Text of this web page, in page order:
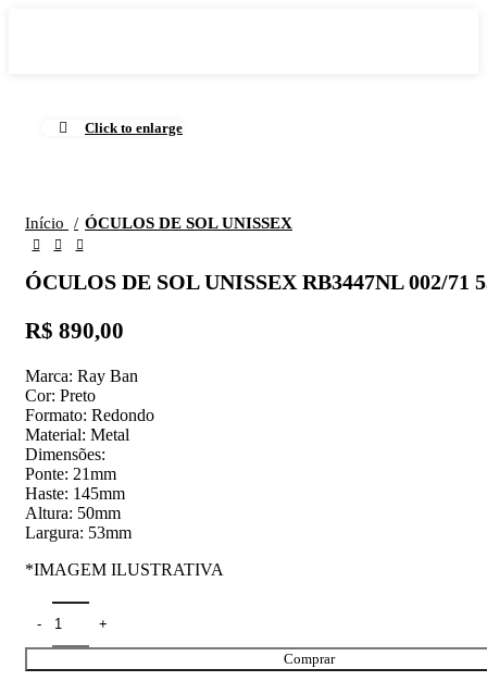
Click to enlarge
Início ÓCULOS DE SOL UNISSEX
ÓCULOS DE SOL UNISSEX RB3447NL 002/71
R$ 890,00
Marca: Ray Ban
Cor: Preto
Formato: Redondo
Material: Metal
Dimensões:
Ponte: 21mm
Haste: 145mm
Altura: 50mm
Largura: 53mm
*IMAGEM ILUSTRATIVA
Comprar